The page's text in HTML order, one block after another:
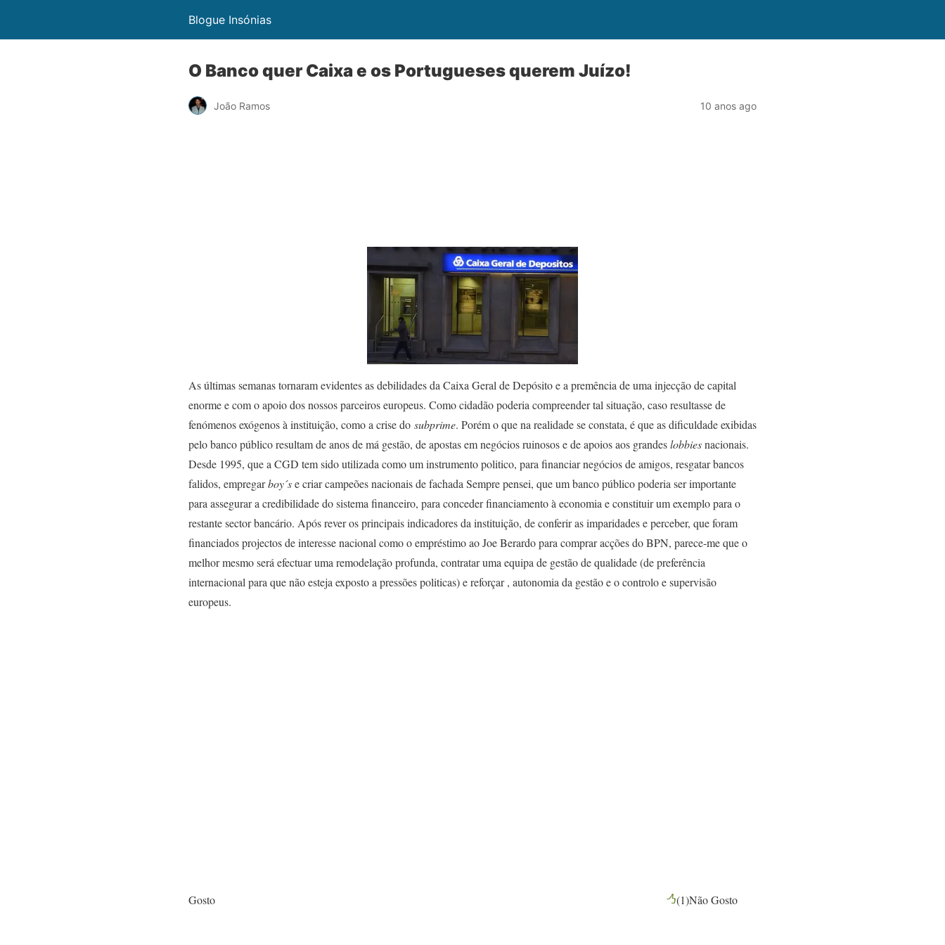
Blogue Insónias
O Banco quer Caixa e os Portugueses querem Juízo!
João Ramos 10 anos ago
As últimas semanas tornaram evidentes as debilidades da Caixa Geral de Depósito e a premência de uma injecção de capital
enorme e com o apoio dos nossos parceiros europeus. Como cidadão poderia compreender tal situação, caso resultasse de
fenómenos exógenos à instituição, como a crise do subprime. Porém o que na realidade se constata, é que as dificuldade exibidas
pelo banco público resultam de anos de má gestão, de apostas em negócios ruinosos e de apoios aos grandeslobbiesnacionais.
Desde 1995, que a CGD tem sido utilizada como um instrumento politico, para financiar negócios de amigos, resgatar bancos
falidos, empregarboy´se criar campeões nacionais de fachada Sempre pensei, que um banco público poderia ser importante
para assegurar a credibilidade do sistema financeiro, para conceder financiamento à economia e constituir um exemplo para o
restante sector bancário. Após rever os principais indicadores da instituição, de conferir as imparidades e perceber, que foram
financiados projectos de interesse nacional como o empréstimo ao Joe Berardo para comprar acções do BPN, parece-me que o
melhor mesmo será efectuar uma remodelação profunda, contratar uma equipa de gestão de qualidade (de preferência
internacional para que não esteja exposto a pressões politicas) e reforçar , autonomia da gestão e o controlo e supervisão
europeus.
Gosto (1)Não Gosto